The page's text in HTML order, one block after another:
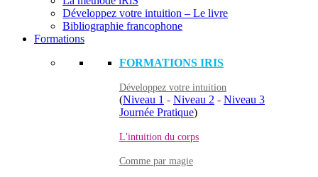
Développez votre intuition – Le livre
Bibliographie francophone
Formations
FORMATIONS IRIS
Développez votre intuition
(Niveau 1 - Niveau 2 - Niveau 3
Journée Pratique)
L'intuition du corps
Comme par magie